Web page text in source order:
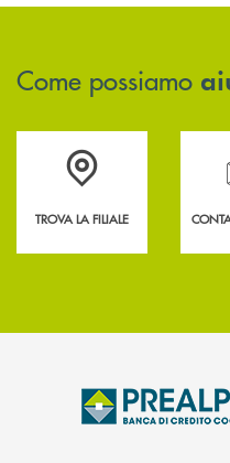
Come possiamo
Accedi all' elenco completo
TROVA LA FILIALE
Hai